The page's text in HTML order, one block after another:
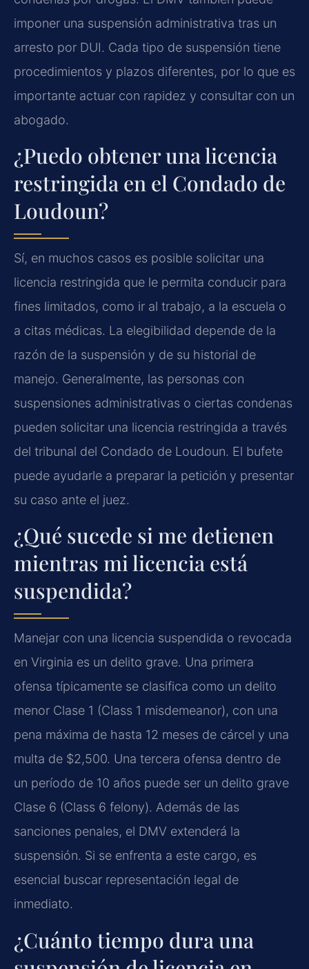
imponer una suspensión administrativa tras un
arresto por DUI. Cada tipo de suspensión tiene
procedimientos y plazos diferentes, por lo que es
importante actuar con rapidez y consultar con un
abogado.
¿Puedo obtener una licencia
restringida en el Condado de
Loudoun?
Sí, en muchos casos es posible solicitar una
licencia restringida que le permita conducir para
fines limitados, como ir al trabajo, a la escuela o
a citas médicas. La elegibilidad depende de la
razón de la suspensión y de su historial de
manejo. Generalmente, las personas con
suspensiones administrativas o ciertas condenas
pueden solicitar una licencia restringida a través
del tribunal del Condado de Loudoun. El bufete
puede ayudarle a preparar la petición y presentar
su caso ante el juez.
¿Qué sucede si me detienen
mientras mi licencia está
suspendida?
Manejar con una licencia suspendida o revocada
en Virginia es un delito grave. Una primera
ofensa típicamente se clasifica como un delito
menor Clase 1 (Class 1 misdemeanor), con una
pena máxima de hasta 12 meses de cárcel y una
multa de $2,500. Una tercera ofensa dentro de
un período de 10 años puede ser un delito grave
Clase 6 (Class 6 felony). Además de las
sanciones penales, el DMV extenderá la
suspensión. Si se enfrenta a este cargo, es
esencial buscar representación legal de
inmediato.
¿Cuánto tiempo dura una